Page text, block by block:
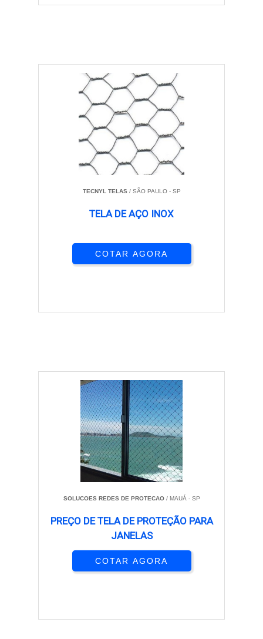
TECNYL TELAS/ SÃO PAULO - SP
TELA DE AÇO INOX
COTAR AGORA
SOLUCOES REDES DE PROTECAO/ MAUÁ - SP
PREÇO DE TELA DE PROTEÇÃO PARA
JANELAS
COTAR AGORA